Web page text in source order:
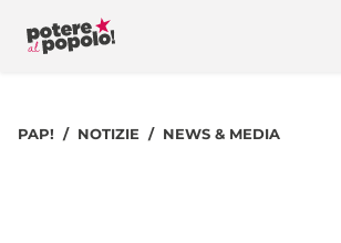
PAP! NOTIZIE NEWS & MEDIA